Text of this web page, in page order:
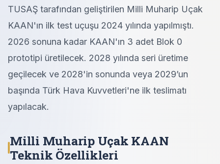
TUSAŞ tarafından geliştirilen Milli Muharip Uçak
KAAN'ın ilk test uçuşu 2024 yılında yapılmıştı.
2026 sonuna kadar KAAN'ın 3 adet Blok 0
prototipi üretilecek. 2028 yılında seri üretime
geçilecek ve 2028'in sonunda veya 2029’un
başında Türk Hava Kuvvetleri'ne ilk teslimatı
yapılacak.
Milli Muharip Uçak KAAN
Teknik Özellikleri